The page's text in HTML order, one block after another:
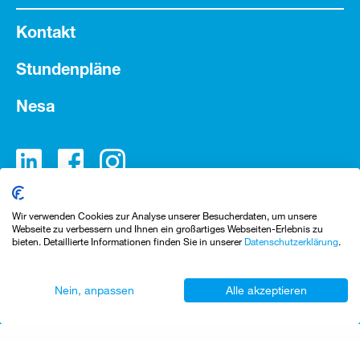
Kontakt
Stundenpläne
Nesa
Datenschutzerklärung
Wir verwenden Cookies zur Analyse unserer Besucherdaten, um unsere
Webseite zu verbessern und Ihnen ein großartiges Webseiten-Erlebnis zu
bieten. Detaillierte Informationen finden Sie in unserer Datenschutzerklärung.
Nein, anpassen Alle akzeptieren